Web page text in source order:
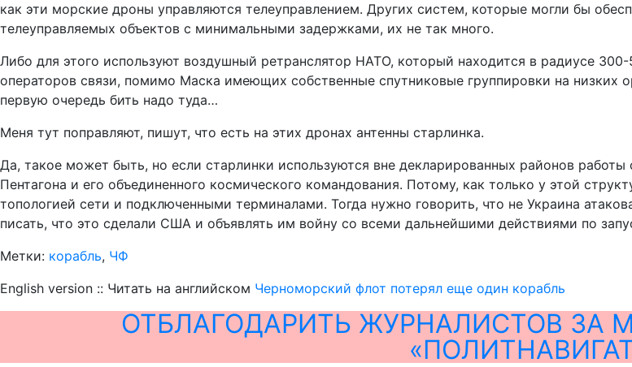
как эти морские дроны управляются телеуправлением. Других систем, которые могли бы
телеуправляемых объектов с минимальными задержками, их не так много.
Либо для этого используют воздушный ретранслятор НАТО, который находится в радиусе
операторов связи, помимо Маска имеющих собственные спутниковые группировки на низких
первую очередь бить надо туда…
Меня тут поправляют, пишут, что есть на этих дронах антенны старлинка.
Да, такое может быть, но если старлинки используются вне декларированных районов
Пентагона и его объединенного космического командования. Потому, как только у этой
топологией сети и подключенными терминалами. Тогда нужно говорить, что не Украина
писать, что это сделали США и объявлять им войну со всеми дальнейшими действиями по
Метки: корабль, ЧФ
English version :: Читать на английском Черноморский флот потерял еще один корабль
ОТБЛАГОДАРИТЬ ЖУРНАЛИСТОВ ЗА